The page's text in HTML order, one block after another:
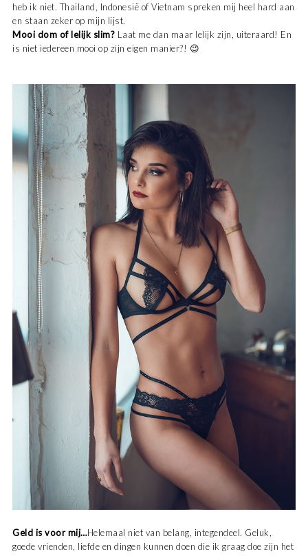
heb ik niet. Thailand, Indonesië of Vietnam spreken mij heel hard aan
en staan zeker op mijn lijst.
Mooi dom of lelijk slim? Laat me dan maar lelijk zijn, uiteraard! En
is niet iedereen mooi op zijn eigen manier?! 😉
Geld is voor mij…Helemaal niet van belang, integendeel. Geluk,
goede vrienden, liefde en dingen kunnen doen die ik graag doe zijn het